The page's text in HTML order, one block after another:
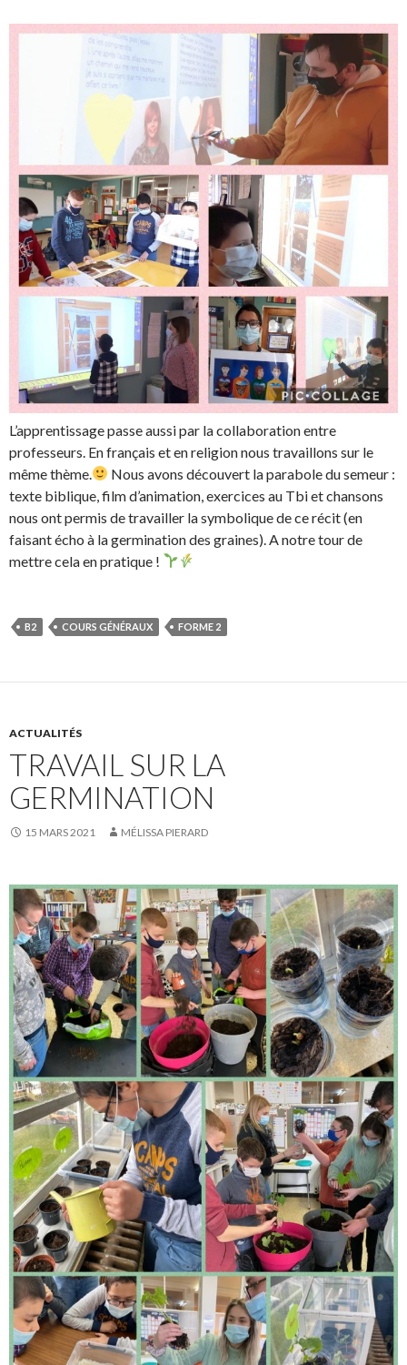
L’apprentissage passe aussi par la collaboration entre
professeurs. En français et en religion nous travaillons sur le
même thème.
Nous avons découvert la parabole du semeur :
texte biblique, film d’animation, exercices au Tbi et chansons
nous ont permis de travailler la symbolique de ce récit (en
faisant écho à la germination des graines). A notre tour de
mettre cela en pratique !
B2 COURS GÉNÉRAUX FORME 2
ACTUALITÉS
TRAVAIL SUR LA
GERMINATION
15 MARS 2021 MÉLISSA PIERARD